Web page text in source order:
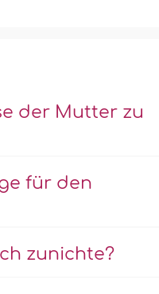
der Mutter zu
für den
zunichte?